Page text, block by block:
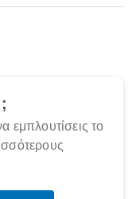
εμπλουτίσεις το